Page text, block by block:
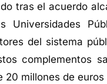
tras el acuerdo
Universidades
del sistema
complementos
20 millones de